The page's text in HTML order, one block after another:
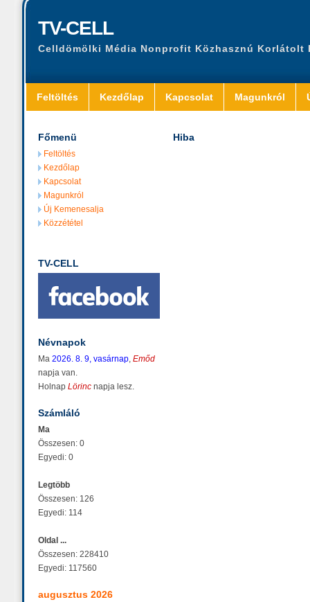
TV-CELL
Celldömölki Média Nonprofit Közhasznú Korlátolt
Feltöltés Kezdőlap Kapcsolat Magunkról
Főmenü
Feltöltés
Kezdőlap
Kapcsolat
Magunkról
Új Kemenesalja
Közzététel
TV-CELL
Névnapok
Ma 2026. 8. 9, vasárnap, Emőd
napja van.
Holnap Lörinc napja lesz.
Számláló
Ma
Összesen: 0
Egyedi: 0
Legtöbb
Összesen: 126
Egyedi: 114
Oldal ...
Összesen: 228410
Egyedi: 117560
augusztus 2026
Hiba